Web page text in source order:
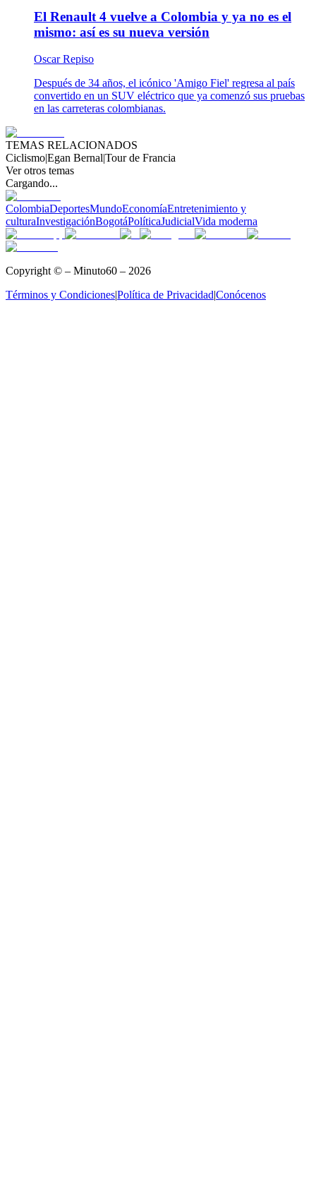
El Renault 4 vuelve a Colombia y ya no es el
mismo: así es su nueva versión
Oscar Repiso
Después de 34 años, el icónico 'Amigo Fiel' regresa al país
convertido en un SUV eléctrico que ya comenzó sus pruebas
en las carreteras colombianas.
TEMAS RELACIONADOS
Ciclismo|Egan Bernal|Tour de Francia
Ver otros temas
Cargando...
ColombiaDeportesMundoEconomíaEntretenimiento y
culturaInvestigaciónBogotáPolíticaJudicialVida moderna
Copyright © – Minuto60 – 2026
Términos y Condiciones|Política de Privacidad|Conócenos